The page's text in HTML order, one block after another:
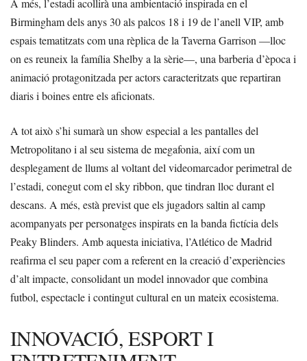
A més, l’estadi acollirà una ambientació inspirada en el
Birmingham dels anys 30 als palcos 18 i 19 de l’anell VIP, amb
espais tematitzats com una rèplica de la Taverna Garrison —lloc
on es reuneix la família Shelby a la sèrie—, una barberia d’època i
animació protagonitzada per actors caracteritzats que repartiran
diaris i boines entre els aficionats.
A tot això s’hi sumarà un show especial a les pantalles del
Metropolitano i al seu sistema de megafonia, així com un
desplegament de llums al voltant del videomarcador perimetral de
l’estadi, conegut com el sky ribbon, que tindran lloc durant el
descans. A més, està previst que els jugadors saltin al camp
acompanyats per personatges inspirats en la banda fictícia dels
Peaky Blinders. Amb aquesta iniciativa, l’Atlético de Madrid
reafirma el seu paper com a referent en la creació d’experiències
d’alt impacte, consolidant un model innovador que combina
futbol, espectacle i contingut cultural en un mateix ecosistema.
INNOVACIÓ, ESPORT I